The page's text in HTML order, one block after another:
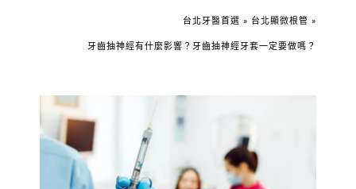
台北牙醫首選 » 台北顯微根管 »
牙齒抽神經有什麼影響？牙齒抽神經牙套一定要做嗎？